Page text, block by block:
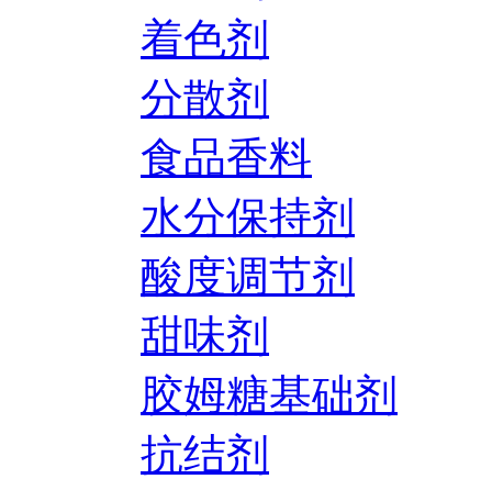
着色剂
分散剂
食品香料
水分保持剂
酸度调节剂
甜味剂
胶姆糖基础剂
抗结剂